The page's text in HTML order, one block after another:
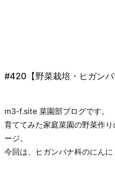
#420【野菜栽培・ヒガン
m3-f.site 菜園部ブログです。
育ててみた家庭菜園の野菜作
ージ。
今回は、ヒガンバナ科のにんに